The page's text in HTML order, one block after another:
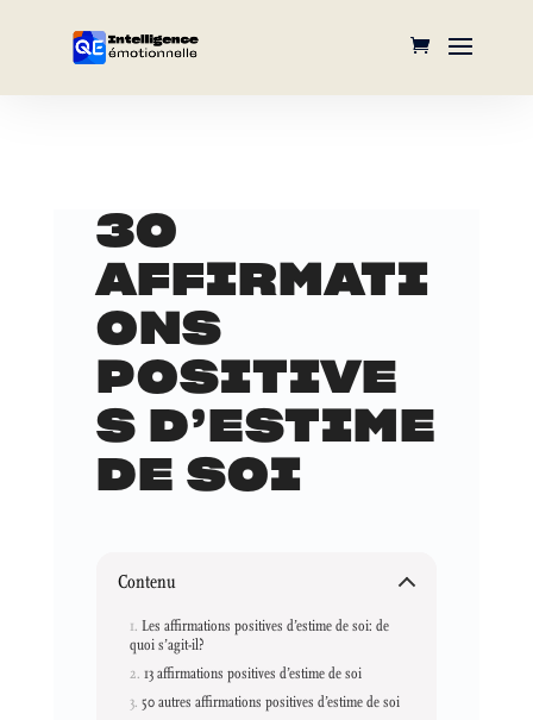
30
AFFIRMATI
ONS
POSITIVE
S D’ESTIME
DE SOI
Contenu
Les affirmations positives d’estime de soi: de
quoi s’agit-il?
13 affirmations positives d’estime de soi
50 autres affirmations positives d’estime de soi